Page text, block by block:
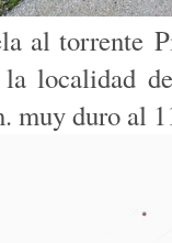
al torrente
localidad
muy duro al